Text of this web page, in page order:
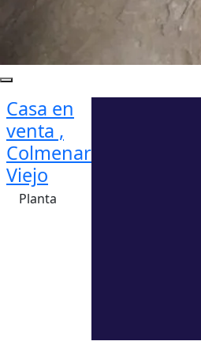
Casa en
venta ,
Colmenar
Viejo
Planta